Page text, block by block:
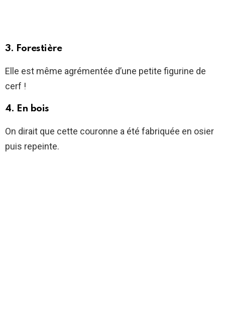
3. Forestière
Elle est même agrémentée d’une petite figurine de
cerf !
4. En bois
On dirait que cette couronne a été fabriquée en osier
puis repeinte.